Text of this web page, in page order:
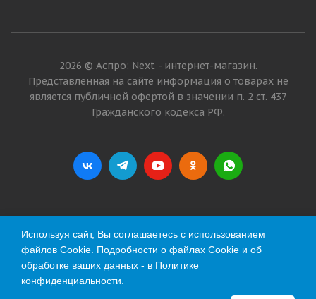
2026 © Аспро: Next - интернет-магазин.
Представленная на сайте информация о товарах не
является публичной офертой в значении п. 2 ст. 437
Гражданского кодекса РФ.
Используя сайт, Вы соглашаетесь с использованием
файлов Cookie. Подробности о файлах Cookie и об
обработке ваших данных - в Политике
конфиденциальности.